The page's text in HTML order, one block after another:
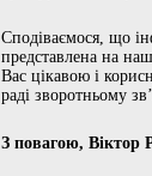
Сподіваємося, що
представлена на
Вас цікавою і
раді зворотньому
З повагою, Віктор